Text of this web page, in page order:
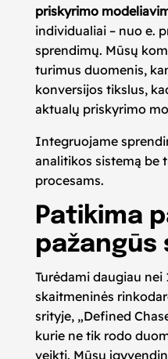
priskyrimo
individualiai – nuo e.
sprendimų. Mūsų
turimus duomenis,
konversijos tikslus,
aktualų priskyrimo
Integruojame
analitikos sistemą be
procesams.
Patikima
pažangūs
Turėdami daugiau nei
skaitmeninės
srityje, „Defined
kurie ne tik rodo
veikti. Mūsų